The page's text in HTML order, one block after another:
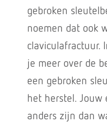
gebroken
noemen dat ook
claviculafractuur.
je meer over de
een gebroken
het herstel. Jouw
anders zijn dan